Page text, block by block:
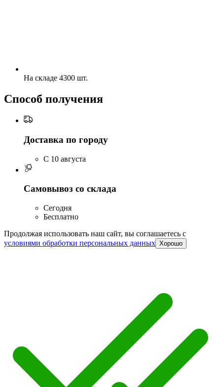
На складе 4300 шт.
Способ получения
Доставка по городу
C 10 августа
Самовывоз со склада
Сегодня
Бесплатно
Продолжая использовать наш сайт, вы соглашаетесь c
условиями обработки персональных данных Хорошо